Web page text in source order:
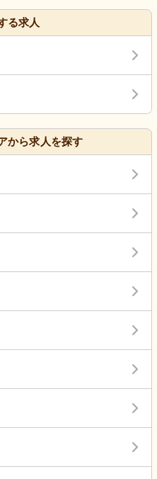
る求人
から求人を探す